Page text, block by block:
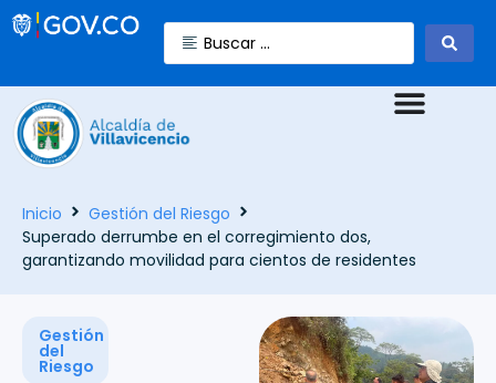
Inicio
Gestión del Riesgo
Superado derrumbe en el corregimiento dos,
garantizando movilidad para cientos de residentes
Gestión
del
Riesgo